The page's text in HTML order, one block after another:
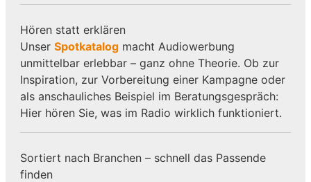
Hören statt erklären
Unser Spotkatalogmacht Audiowerbung
unmittelbar erlebbar – ganz ohne Theorie. Ob zur
Inspiration, zur Vorbereitung einer Kampagne oder
als anschauliches Beispiel im Beratungsgespräch:
Hier hören Sie, was im Radio wirklich funktioniert.
Sortiert nach Branchen – schnell das Passende
finden